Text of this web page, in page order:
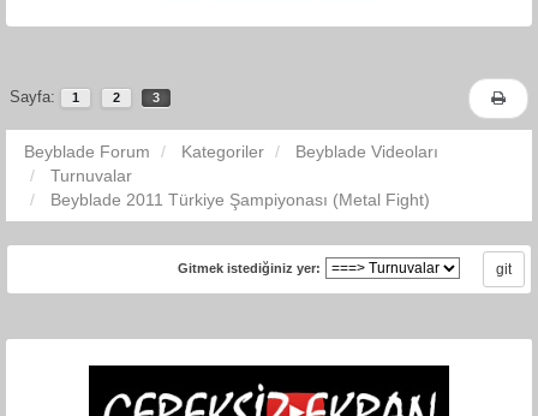
Sayfa: 1 2 3
Beyblade Forum Kategoriler
Beyblade Videoları
Turnuvalar
Beyblade 2011 Türkiye Şampiyonası (Metal Fight)
Gitmek istediğiniz yer: